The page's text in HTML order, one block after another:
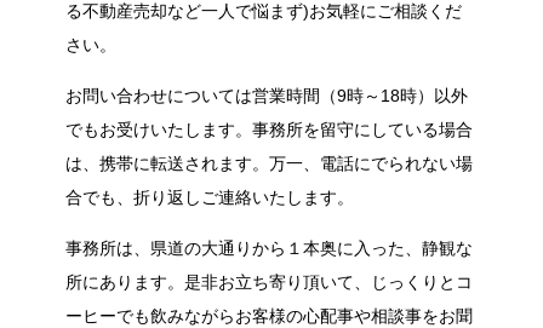
る不動産売却など一人で悩まず)お気軽にご相談くだ
さい。
お問い合わせについては営業時間（9時～18時）以外
でもお受けいたします。事務所を留守にしている場合
は、携帯に転送されます。万一、電話にでられない場
合でも、折り返しご連絡いたします。
事務所は、県道の大通りから１本奥に入った、静観な
所にあります。是非お立ち寄り頂いて、じっくりとコ
ーヒーでも飲みながらお客様の心配事や相談事をお聞